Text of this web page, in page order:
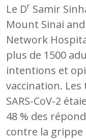
Le Dr Samir
Mount Sinai
Network
plus de 1500
intentions et
vaccination.
SARS-CoV-2
48 % des
contre la grippe